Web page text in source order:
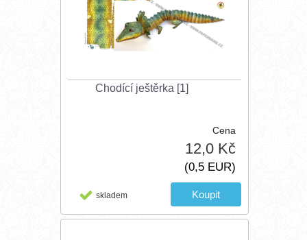
Chodící ještěrka [1]
Cena
12,0 Kč
(0,5 EUR)
skladem